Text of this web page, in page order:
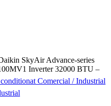
SkyAir Advance-series
Inverter 32000 BTU –
Comercial / Industrial